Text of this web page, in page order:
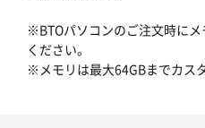
※BTOパソコンのご注文時に
ください。
※メモリは最大64GBまでカス